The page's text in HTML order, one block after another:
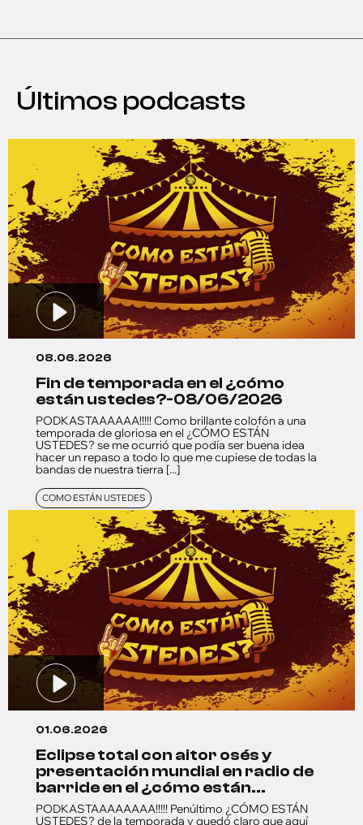
Últimos podcasts
08.06.2026
fin de temporada en el ¿cómo
están ustedes?-08/06/2026
PODKASTAAAAAA!!!!! Como brillante colofón a una
temporada de gloriosa en el ¿CÓMO ESTÁN
USTEDES? se me ocurrió que podía ser buena idea
hacer un repaso a todo lo que me cupiese de todas la
bandas de nuestra tierra [...]
COMO ESTÁN USTEDES
01.06.2026
eclipse total con aitor osés y
presentación mundial en radio de
barride en el ¿cómo están...
PODKASTAAAAAAAA!!!!! Penúltimo ¿CÓMO ESTÁN
USTEDES? de la temporada y quedó claro que aquí